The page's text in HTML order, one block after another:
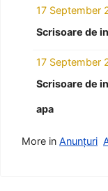
17 September
Scrisoare de
17 September
Scrisoare de
apa
More in Anunțuri